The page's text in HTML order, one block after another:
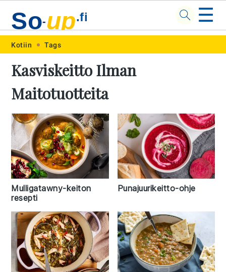
Skip
primary
navigation
Skip
main
content
Skip
primary
sidebar
Skip
footer
So-up.fi ☰
Kotiin Tags
Kasviskeitto Ilman
Maitotuotteita
Mulligatawny-keiton
resepti
Punajuurikeitto-ohje